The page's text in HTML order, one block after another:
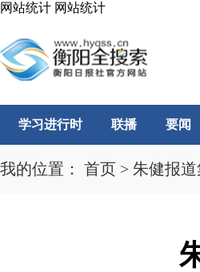
网站统计 网站统计
学习进行时 联播 要闻
我的位置： 首页 > 朱健报道